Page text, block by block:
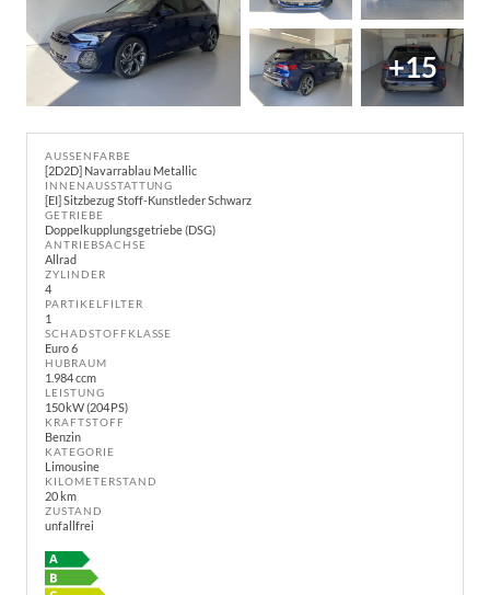
+15
AUSSENFARBE
[2D2D] Navarrablau Metallic
INNENAUSSTATTUNG
[EI] Sitzbezug Stoff-Kunstleder Schwarz
GETRIEBE
Doppelkupplungsgetriebe (DSG)
ANTRIEBSACHSE
Allrad
ZYLINDER
4
PARTIKELFILTER
1
SCHADSTOFFKLASSE
Euro 6
HUBRAUM
1.984 ccm
LEISTUNG
150 kW (204 PS)
KRAFTSTOFF
Benzin
KATEGORIE
Limousine
KILOMETERSTAND
20 km
ZUSTAND
unfallfrei